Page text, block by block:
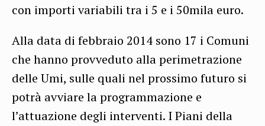
con importi variabili tra i 5 e i 50mila euro.
Alla data di febbraio 2014 sono 17 i Comuni
che hanno provveduto alla perimetrazione
delle Umi, sulle quali nel prossimo futuro si
potrà avviare la programmazione e
l’attuazione degli interventi. I Piani della